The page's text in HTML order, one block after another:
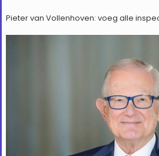
Pieter van Vollenhoven: voeg alle